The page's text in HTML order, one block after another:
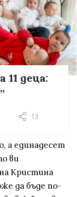
11 деца:
13
а единадесет
ви
Кристина
да бъде по-